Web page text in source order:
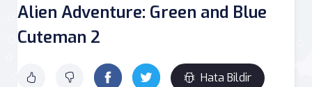
Alien Adventure: Green and Blue
Cuteman 2
Hata Bildir